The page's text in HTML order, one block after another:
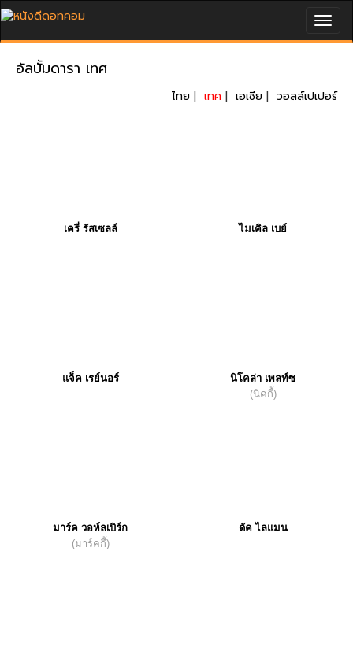
อัลบั้มดารา เทศ
ไทย | เทศ | เอเชีย | วอลล์เปเปอร์
เครี่ รัสเซลล์ ไมเคิล เบย์
แจ็ค เรย์นอร์
นิโคล่า เพลท์ซ
(นิคกี้)
มาร์ค วอห์ลเบิร์ก
(มาร์คกี้)
ดัค ไลแมน